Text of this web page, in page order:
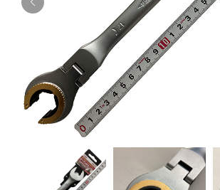
お問い合わせはこちら